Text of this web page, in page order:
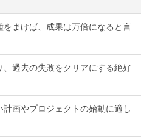
まけば、成果は万倍になると言
過去の失敗をクリアにする絶好
画やプロジェクトの始動に適し